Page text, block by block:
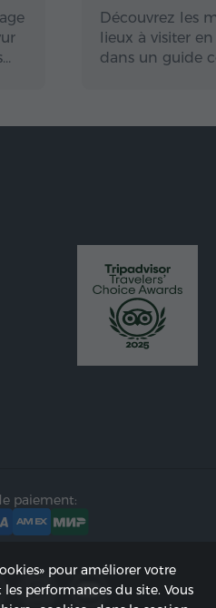
Découvrez les
lieux à visiter
dans un guide
paiement:
pour améliorer votre
performances du site. Vous